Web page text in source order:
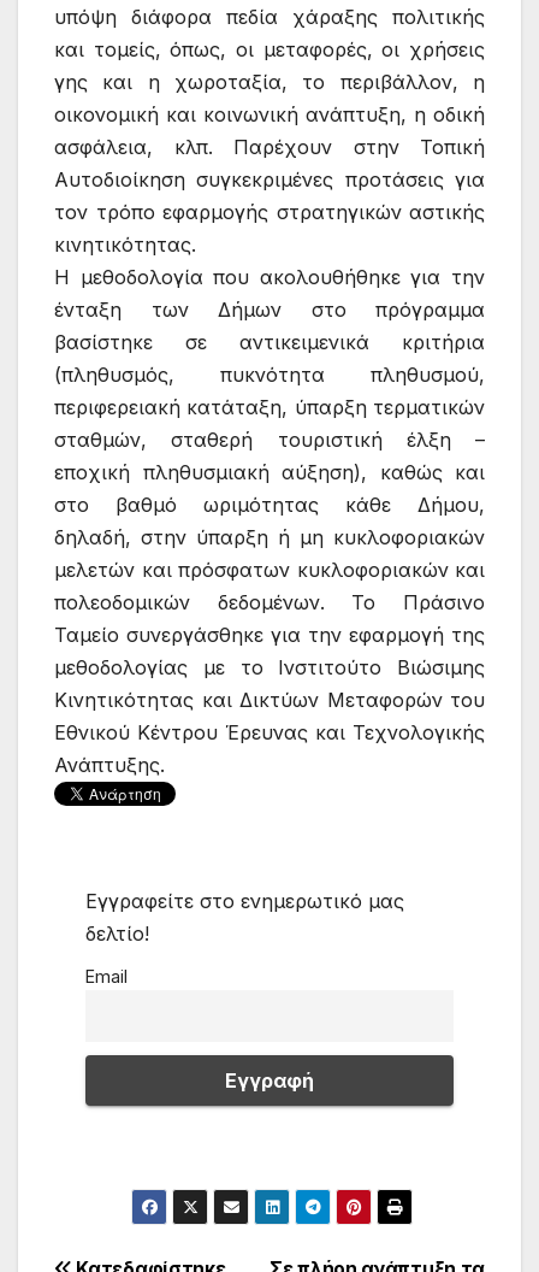
υπόψη διάφορα πεδία χάραξης πολιτικής
και τομείς, όπως, οι μεταφορές, οι χρήσεις
γης και η χωροταξία, το περιβάλλον, η
οικονομική και κοινωνική ανάπτυξη, η οδική
ασφάλεια, κλπ. Παρέχουν στην Τοπική
Αυτοδιοίκηση συγκεκριμένες προτάσεις για
τον τρόπο εφαρμογής στρατηγικών αστικής
κινητικότητας.
Η μεθοδολογία που ακολουθήθηκε για την
ένταξη των Δήμων στο πρόγραμμα
βασίστηκε σε αντικειμενικά κριτήρια
(πληθυσμός, πυκνότητα πληθυσμού,
περιφερειακή κατάταξη, ύπαρξη τερματικών
σταθμών, σταθερή τουριστική έλξη –
εποχική πληθυσμιακή αύξηση), καθώς και
στο βαθμό ωριμότητας κάθε Δήμου,
δηλαδή, στην ύπαρξη ή μη κυκλοφοριακών
μελετών και πρόσφατων κυκλοφοριακών και
πολεοδομικών δεδομένων. Το Πράσινο
Ταμείο συνεργάσθηκε για την εφαρμογή της
μεθοδολογίας με το Ινστιτούτο Βιώσιμης
Κινητικότητας και Δικτύων Μεταφορών του
Εθνικού Κέντρου Έρευνας και Τεχνολογικής
Ανάπτυξης.
Εγγραφείτε στο ενημερωτικό μας
δελτίο!
Email